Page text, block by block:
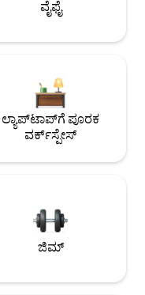
ವೈಫೈ
ಲ್ಯಾಪ್‌ಟಾಪ್‌ಗೆ ಪೂರಕ
ವರ್ಕ್‌ಸ್ಪೇಸ್
ಜಿಮ್